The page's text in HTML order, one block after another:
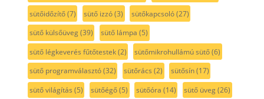
sütőidőzítő(7) sütő izzó(3) sütőkapcsoló(27)
sütő külsőüveg(39) sütő lámpa (5)
sütő légkeverés fűtőtestek(2) sütőmikrohullámú sütő(6)
sütő programválasztó(32) sütőrács (2) sütősín(17)
sütő világítás (5) sütőégő(5) sütőóra (14) sütő üveg(26)